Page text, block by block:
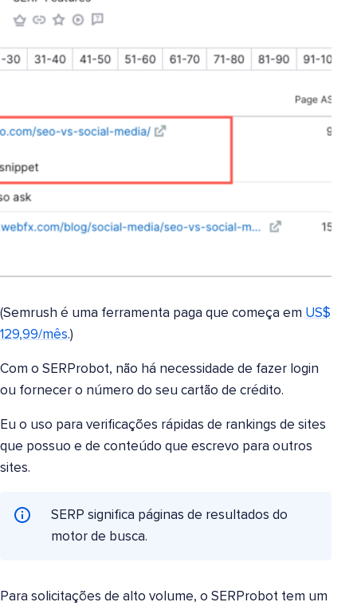
(Semrush é uma ferramenta paga que começa em US$
129,99/mês.)
Com o SERProbot, não há necessidade de fazer login
ou fornecer o número do seu cartão de crédito.
Eu o uso para verificações rápidas de rankings de sites
que possuo e de conteúdo que escrevo para outros
sites.
SERP significa páginas de resultados do
motor de busca.
Para solicitações de alto volume, o SERProbot tem um